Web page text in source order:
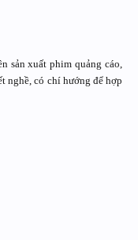
sản xuất phim quảng cáo,
nghề, có chí hướng để hợp